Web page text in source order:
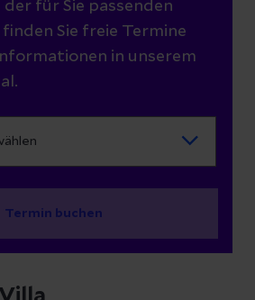
der für Sie passenden
Sie freie Termine
in unserem
Termin buchen